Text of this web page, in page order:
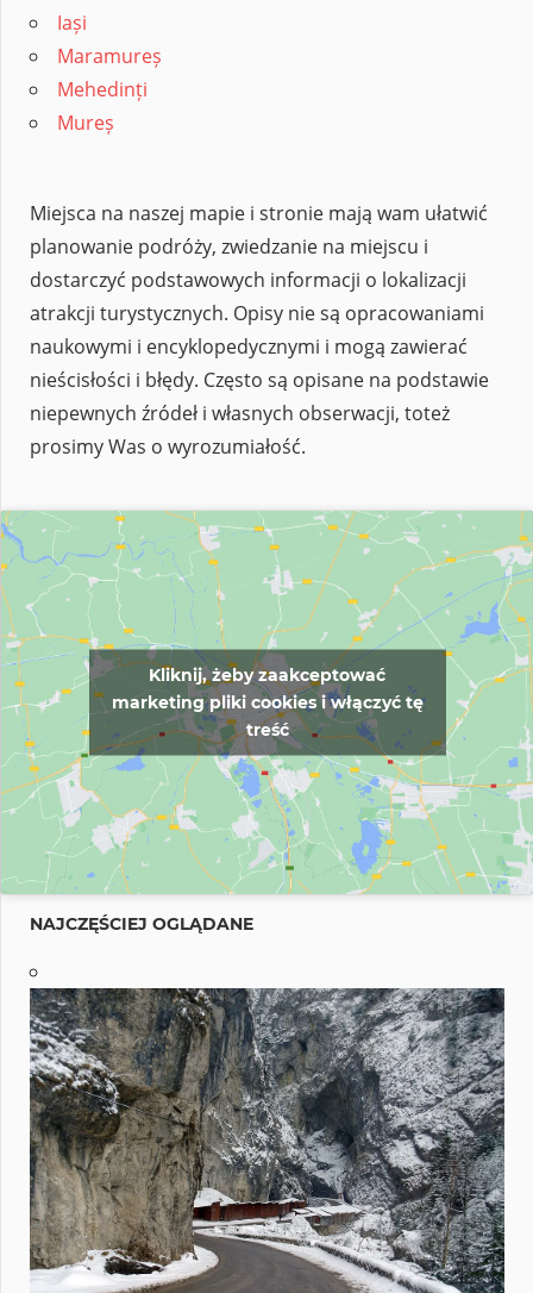
Iași
Maramureș
Mehedinți
Mureș
Miejsca na naszej mapie i stronie mają wam ułatwić
planowanie podróży, zwiedzanie na miejscu i
dostarczyć podstawowych informacji o lokalizacji
atrakcji turystycznych. Opisy nie są opracowaniami
naukowymi i encyklopedycznymi i mogą zawierać
nieścisłości i błędy. Często są opisane na podstawie
niepewnych źródeł i własnych obserwacji, toteż
prosimy Was o wyrozumiałość.
Kliknij, żeby zaakceptować
marketing pliki cookies i włączyć tę
treść
NAJCZĘŚCIEJ OGLĄDANE